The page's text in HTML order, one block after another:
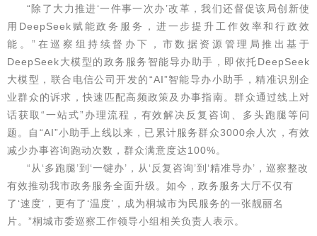
“除了大力推进‘一件事一次办’改革，我们还督促该局创新使
用DeepSeek赋能政务服务，进一步提升工作效率和行政效
能。”在巡察组持续督办下，市数据资源管理局推出基于
DeepSeek大模型的政务服务智能导办助手，即依托DeepSeek
大模型，联合电信公司开发的“AI”智能导办小助手，精准识别企
业群众的诉求，快速匹配高频政策及办事指南。群众通过线上对
话获取“一站式”办理流程，有效解决反复咨询、多头跑腿等问
题。自“AI”小助手上线以来，已累计服务群众3000余人次，有效
减少办事咨询跑动次数，群众满意度达100%。
“从‘多跑腿’到‘一键办’，从‘反复咨询’到‘精准导办’，巡察整改
有效推动我市政务服务全面升级。如今，政务服务大厅不仅有
了‘速度’，更有了‘温度’，成为桐城市为民服务的一张靓丽名
片。”桐城市委巡察工作领导小组相关负责人表示。